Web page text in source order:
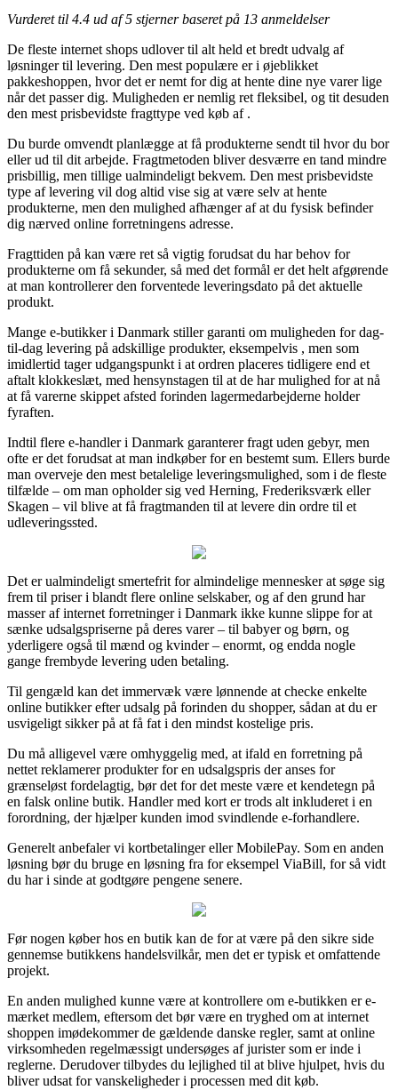
Vurderet til 4.4 ud af 5 stjerner baseret på 13 anmeldelser
De fleste internet shops udlover til alt held et bredt udvalg af
løsninger til levering. Den mest populære er i øjeblikket
pakkeshoppen, hvor det er nemt for dig at hente dine nye varer lige
når det passer dig. Muligheden er nemlig ret fleksibel, og tit desuden
den mest prisbevidste fragttype ved køb af .
Du burde omvendt planlægge at få produkterne sendt til hvor du bor
eller ud til dit arbejde. Fragtmetoden bliver desværre en tand mindre
prisbillig, men tillige ualmindeligt bekvem. Den mest prisbevidste
type af levering vil dog altid vise sig at være selv at hente
produkterne, men den mulighed afhænger af at du fysisk befinder
dig nærved online forretningens adresse.
Fragttiden på kan være ret så vigtig forudsat du har behov for
produkterne om få sekunder, så med det formål er det helt afgørende
at man kontrollerer den forventede leveringsdato på det aktuelle
produkt.
Mange e-butikker i Danmark stiller garanti om muligheden for dag-
til-dag levering på adskillige produkter, eksempelvis , men som
imidlertid tager udgangspunkt i at ordren placeres tidligere end et
aftalt klokkeslæt, med hensynstagen til at de har mulighed for at nå
at få varerne skippet afsted forinden lagermedarbejderne holder
fyraften.
Indtil flere e-handler i Danmark garanterer fragt uden gebyr, men
ofte er det forudsat at man indkøber for en bestemt sum. Ellers burde
man overveje den mest betalelige leveringsmulighed, som i de fleste
tilfælde – om man opholder sig ved Herning, Frederiksværk eller
Skagen – vil blive at få fragtmanden til at levere din ordre til et
udleveringssted.
Det er ualmindeligt smertefrit for almindelige mennesker at søge sig
frem til priser i blandt flere online selskaber, og af den grund har
masser af internet forretninger i Danmark ikke kunne slippe for at
sænke udsalgspriserne på deres varer – til babyer og børn, og
yderligere også til mænd og kvinder – enormt, og endda nogle
gange frembyde levering uden betaling.
Til gengæld kan det immervæk være lønnende at checke enkelte
online butikker efter udsalg på forinden du shopper, sådan at du er
usvigeligt sikker på at få fat i den mindst kostelige pris.
Du må alligevel være omhyggelig med, at ifald en forretning på
nettet reklamerer produkter for en udsalgspris der anses for
grænseløst fordelagtig, bør det for det meste være et kendetegn på
en falsk online butik. Handler med kort er trods alt inkluderet i en
forordning, der hjælper kunden imod svindlende e-forhandlere.
Generelt anbefaler vi kortbetalinger eller MobilePay. Som en anden
løsning bør du bruge en løsning fra for eksempel ViaBill, for så vidt
du har i sinde at godtgøre pengene senere.
Før nogen køber hos en butik kan de for at være på den sikre side
gennemse butikkens handelsvilkår, men det er typisk et omfattende
projekt.
En anden mulighed kunne være at kontrollere om e-butikken er e-
mærket medlem, eftersom det bør være en tryghed om at internet
shoppen imødekommer de gældende danske regler, samt at online
virksomheden regelmæssigt undersøges af jurister som er inde i
reglerne. Derudover tilbydes du lejlighed til at blive hjulpet, hvis du
bliver udsat for vanskeligheder i processen med dit køb.